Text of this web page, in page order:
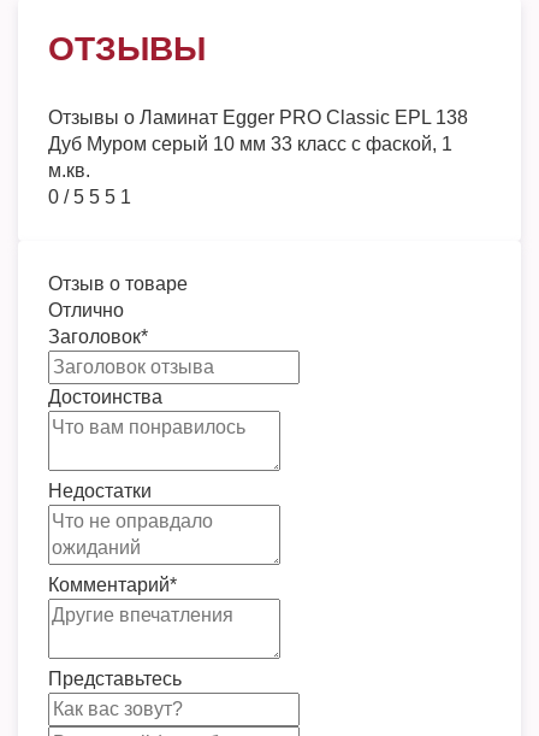
ОТЗЫВЫ
Отзывы о Ламинат Egger PRO Classic EPL 138
Дуб Муром серый 10 мм 33 класс с фаской, 1
м.кв.
0 /5 5 5 1
Отзыв о товаре
Отлично
Заголовок*
Достоинства
Недостатки
Комментарий*
Представьтесь